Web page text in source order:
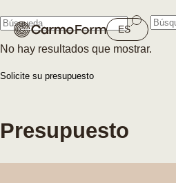
ES
No hay resultados que mostrar.
Solicite su presupuesto
Cerrar
Presupuesto